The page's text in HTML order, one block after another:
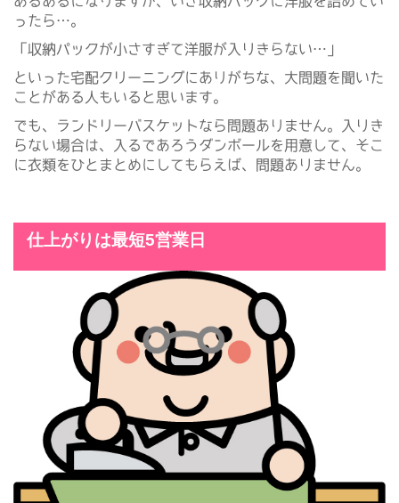
ったら…。
「収納パックが小さすぎて洋服が入りきらない…」
といった宅配クリーニングにありがちな、大問題を聞いた
ことがある人もいると思います。
でも、ランドリーバスケットなら問題ありません。入りき
らない場合は、入るであろうダンボールを用意して、そこ
に衣類をひとまとめにしてもらえば、問題ありません。
仕上がりは最短5営業日